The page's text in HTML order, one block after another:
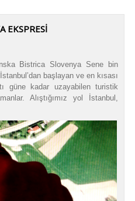
EKSPRESI
Bistrica Slovenya Sene bin
başlayan ve en kısası
güne kadar uzayabilen turistik
Alıştığımız yol İstanbul,